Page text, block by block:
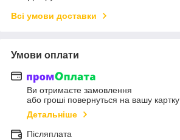
Всі умови доставки
Умови оплати
Ви отримаєте замовлення
або гроші повернуться на вашу картку
Детальніше
Післяплата